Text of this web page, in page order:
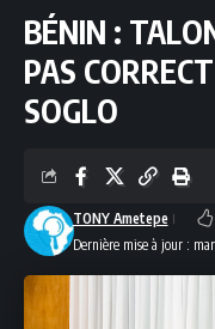
BÉNIN :
PAS
SOGLO
Dernière mise à jour :
TONY Ametepe